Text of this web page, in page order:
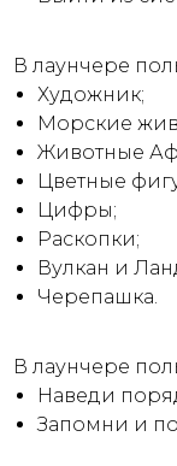
В лаунчере
Художник;
Морские
Животные
Цветные
Цифры;
Раскопки;
Вулкан и
Черепашка.
В лаунчере
Наведи
Запомни и